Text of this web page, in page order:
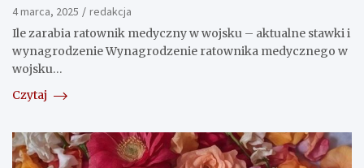
4 marca, 2025
redakcja
Ile zarabia ratownik medyczny w wojsku – aktualne stawki i
wynagrodzenie Wynagrodzenie ratownika medycznego w
wojsku…
Czytaj